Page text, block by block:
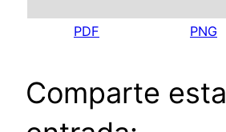
PDF PNG
Comparte esta